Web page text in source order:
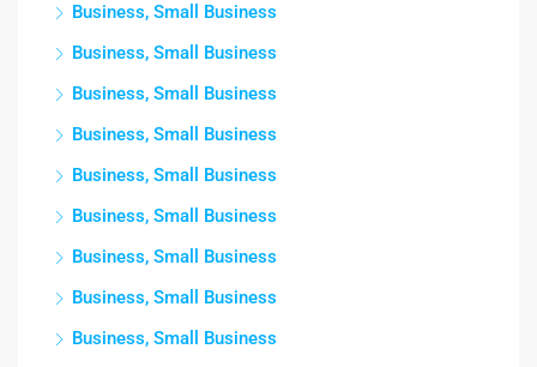
Business, Small Business
Business, Small Business
Business, Small Business
Business, Small Business
Business, Small Business
Business, Small Business
Business, Small Business
Business, Small Business
Business, Small Business